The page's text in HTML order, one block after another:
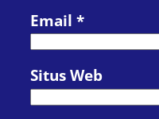
Email *
Situs Web